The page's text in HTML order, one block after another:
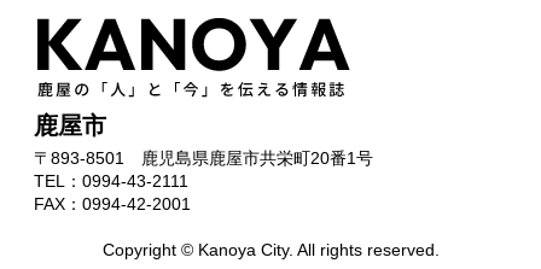
鹿屋市
〒893-8501
鹿児島県鹿屋市共栄町20番1号
TEL：0994-43-2111
FAX：0994-42-2001
Copyright © Kanoya City. All rights reserved.